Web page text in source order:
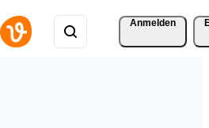
Anmelden